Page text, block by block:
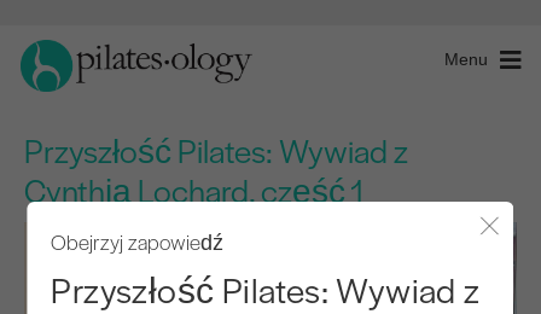
Menu
Przyszłość Pilates: Wywiad z
Cynthią Lochard, część 1
Obejrzyj zapowiedź
Przyszłość Pilates: Wywiad z